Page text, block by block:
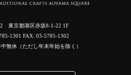
東京都港区赤坂8-1-22 1F
1301 FAX: 03-5785-1302
無休（ただし年末年始を除く）